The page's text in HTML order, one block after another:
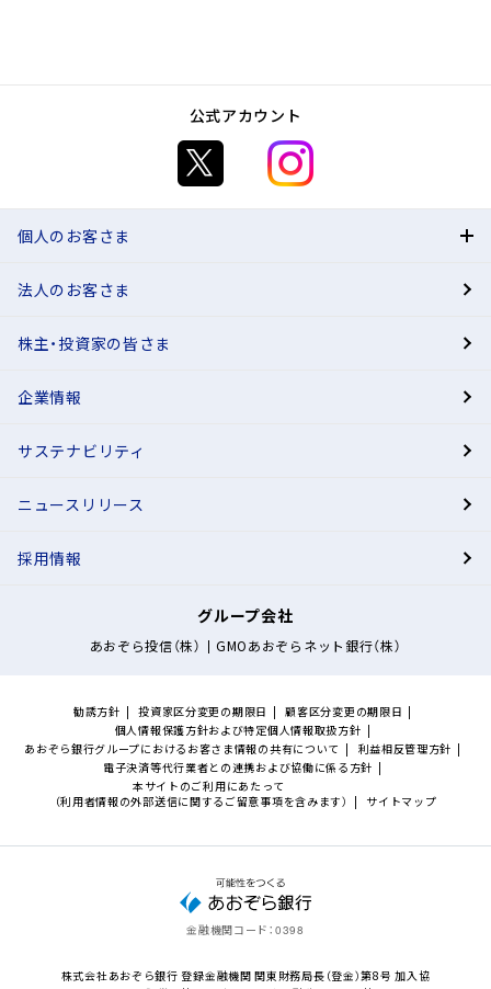
公式アカウント
個人のお客さま
BANK
有人店舗
法人のお客さま
株主・投資家の皆さま
企業情報
サステナビリティ
ニュースリリース
採用情報
今すぐBANK™口座を開設
最短５ 分でお申し込み完了!
口座開設のお申込み
口座未開設のお客さまも一部機能を
アプリをダウンロードする